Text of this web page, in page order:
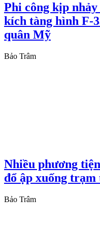
Phi công kịp
kích tàng hình F-
quân Mỹ
Bảo Trâm
Nhiều phương
đổ ập xuống
Bảo Trâm